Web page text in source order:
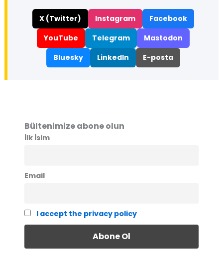
X (Twitter) Instagram
Facebook
YouTube
Telegram
Mastodon
Bluesky
LinkedIn E-posta
Bültenimize abone olun
İlk İsim
Email
I accept the privacy policy